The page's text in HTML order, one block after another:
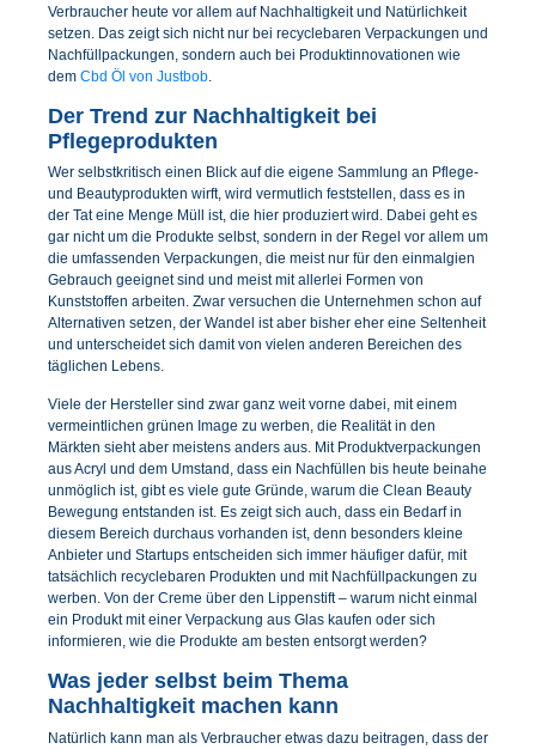
Verbraucher heute vor allem auf Nachhaltigkeit und Natürlichkeit
setzen. Das zeigt sich nicht nur bei recyclebaren Verpackungen und
Nachfüllpackungen, sondern auch bei Produktinnovationen wie
dem Cbd Öl von Justbob.
Der Trend zur Nachhaltigkeit bei
Pflegeprodukten
Wer selbstkritisch einen Blick auf die eigene Sammlung an Pflege-
und Beautyprodukten wirft, wird vermutlich feststellen, dass es in
der Tat eine Menge Müll ist, die hier produziert wird. Dabei geht es
gar nicht um die Produkte selbst, sondern in der Regel vor allem um
die umfassenden Verpackungen, die meist nur für den einmalgien
Gebrauch geeignet sind und meist mit allerlei Formen von
Kunststoffen arbeiten. Zwar versuchen die Unternehmen schon auf
Alternativen setzen, der Wandel ist aber bisher eher eine Seltenheit
und unterscheidet sich damit von vielen anderen Bereichen des
täglichen Lebens.
Viele der Hersteller sind zwar ganz weit vorne dabei, mit einem
vermeintlichen grünen Image zu werben, die Realität in den
Märkten sieht aber meistens anders aus. Mit Produktverpackungen
aus Acryl und dem Umstand, dass ein Nachfüllen bis heute beinahe
unmöglich ist, gibt es viele gute Gründe, warum die Clean Beauty
Bewegung entstanden ist. Es zeigt sich auch, dass ein Bedarf in
diesem Bereich durchaus vorhanden ist, denn besonders kleine
Anbieter und Startups entscheiden sich immer häufiger dafür, mit
tatsächlich recyclebaren Produkten und mit Nachfüllpackungen zu
werben. Von der Creme über den Lippenstift – warum nicht einmal
ein Produkt mit einer Verpackung aus Glas kaufen oder sich
informieren, wie die Produkte am besten entsorgt werden?
Was jeder selbst beim Thema
Nachhaltigkeit machen kann
Natürlich kann man als Verbraucher etwas dazu beitragen, dass der